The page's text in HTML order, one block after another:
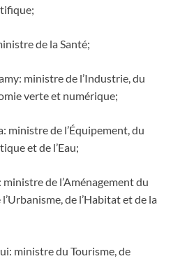
de la Santé;
ministre de l’Industrie, du
verte et numérique;
ministre de l’Équipement, du
et de l’Eau;
de l’Aménagement du
de l’Habitat et de la
ministre du Tourisme, de